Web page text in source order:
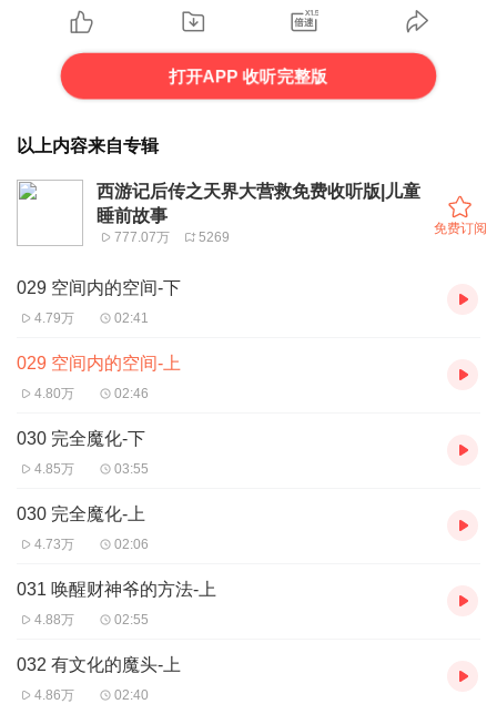
打开APP 收听完整版
以上内容来自专辑
西游记后传之天界大营救免费收听版|儿童
睡前故事
777.07万 5269
免费订阅
029 空间内的空间-下
4.79万 02:41
029 空间内的空间-上
4.80万 02:46
030 完全魔化-下
4.85万 03:55
030 完全魔化-上
4.73万 02:06
031 唤醒财神爷的方法-上
4.88万 02:55
032 有文化的魔头-上
4.86万 02:40